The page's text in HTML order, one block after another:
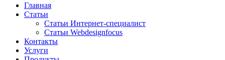
Главная
Статьи
Статьи Интернет-специалист
Статьи Webdesignfocus
Контакты
Услуги